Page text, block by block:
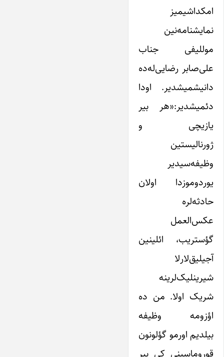
امکداشیمیز
نمایشنامه‌نین
موللیفی جناب
علی‌صابر رضایی‌له‌ده
دانیشمیشدیر. اودا
دئمیشدیر:«هر بیر
یازیچی و
ژورنالیستین
وظیفه‌سیدیر
یوردوموزدا اولان
حادثه‌لره
عکس‌العمل
گؤستریب، ائلینین
آجیلیق‌لارلا
شیرینلیک‌لرینه
شریک اولا. من ده
اؤزومه وظیفه
بیلدیم اورمو گؤلونون
قوروماسینی کی بیر